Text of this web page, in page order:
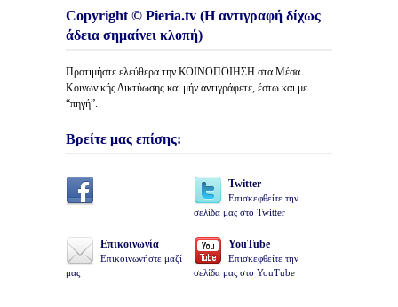
Copyright © Pieria.tv (Η αντιγραφή δίχως
άδεια σημαίνει κλοπή)
Προτιμήστε ελεύθερα την ΚΟΙΝΟΠΟΙΗΣΗ στα Μέσα
Κοινωνικής Δικτύωσης και μήν αντιγράφετε, έστω και με
“πηγή”.
Βρείτε μας επίσης:
Twitter
Επισκεφθείτε την
σελίδα μας στο Twitter
Επικοινωνία
Επικοινωνήστε μαζί
μας
YouTube
Επισκεφθείτε την
σελίδα μας στο YouTube